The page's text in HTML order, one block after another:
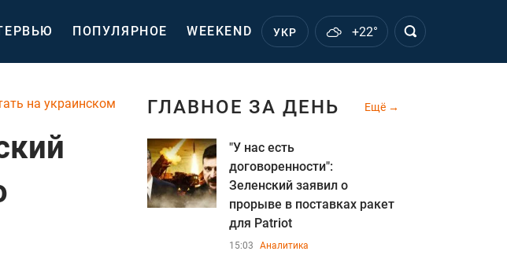
ПОПУЛЯРНОЕ WEEKEND УКР +22°
на украинском ГЛАВНОЕ ЗА ДЕНЬ Ещё
"У нас есть
договоренности":
Зеленский заявил о
прорыве в поставках ракет
для Patriot
15:03 Аналитика